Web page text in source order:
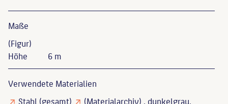
Maße
(Figur)
Höhe
6 m
Verwendete Materialien
Stahl (gesamt) (Materialarchiv) , dunkelgrau,